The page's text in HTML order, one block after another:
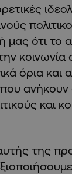
μας ότι το
κοινωνία
όρια και
ανήκουν
και
της